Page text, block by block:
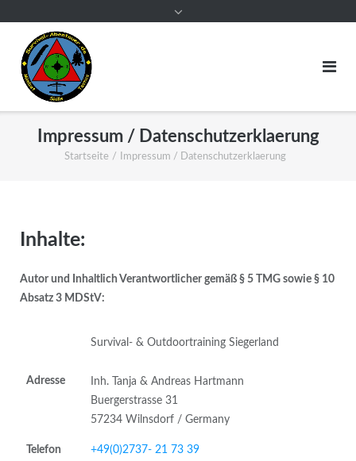
Impressum / Datenschutzerklaerung
Startseite / Impressum / Datenschutzerklaerung
Inhalte:
Autor und Inhaltlich Verantwortlicher gemäß § 5 TMG sowie § 10
Absatz 3 MDStV:
Adresse
Survival- & Outdoortraining Siegerland
Inh. Tanja & Andreas Hartmann
Buergerstrasse 31
57234 Wilnsdorf / Germany
Telefon +49(0)2737- 21 73 39